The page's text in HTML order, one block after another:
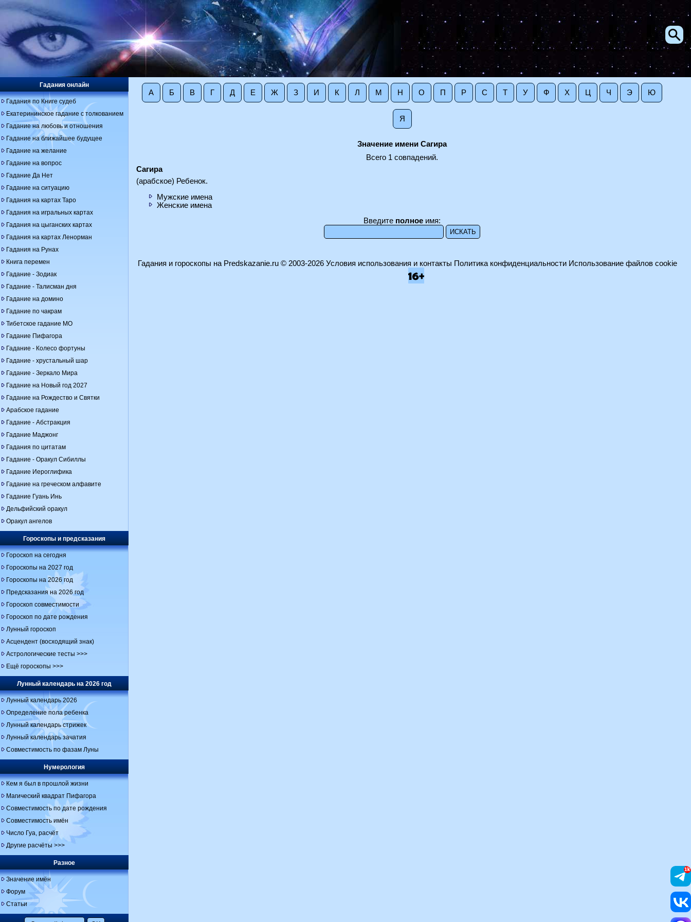
А Б В Г Д Е Ж З И К Л М Н О П Р С Т У Ф Х Ц Ч Э Ю
Я
Значение имени Сагира
Всего 1 совпадений.
Сагира
(арабское) Ребенок.
Мужские имена
Женские имена
Введите полное имя:
Гадания онлайн
Гадания по Книге судеб
Екатерининское гадание с толкованием
Гадание на любовь и отношения
Гадание на ближайшее будущее
Гадание на желание
Гадание на вопрос
Гадание Да Нет
Гадание на ситуацию
Гадания на картах Таро
Гадания на игральных картах
Гадания на цыганских картах
Гадания на картах Ленорман
Гадания на Рунах
Книга перемен
Гадание - Зодиак
Гадание - Талисман дня
Гадание на домино
Гадание по чакрам
Тибетское гадание МО
Гадание Пифагора
Гадание - Колесо фортуны
Гадание - хрустальный шар
Гадание - Зеркало Мира
Гадание на Новый год 2027
Гадание на Рождество и Святки
Арабское гадание
Гадание - Абстракция
Гадание Маджонг
Гадания по цитатам
Гадание - Оракул Сибиллы
Гадание Иероглифика
Гадание на греческом алфавите
Гадание Гуань Инь
Дельфийский оракул
Оракул ангелов
Гороскопы и предсказания
Гороскоп на сегодня
Гороскопы на 2027 год
Гороскопы на 2026 год
Предсказания на 2026 год
Гороскоп совместимости
Гороскоп по дате рождения
Лунный гороскоп
Асцендент (восходящий знак)
Астрологические тесты >>>
Ещё гороскопы >>>
Лунный календарь на 2026 год
Лунный календарь 2026
Определение пола ребенка
Лунный календарь стрижек
Лунный календарь зачатия
Совместимость по фазам Луны
Нумерология
Кем я был в прошлой жизни
Магический квадрат Пифагора
Совместимость по дате рождения
Совместимость имён
Число Гуа, расчёт
Другие расчёты >>>
Разное
Значение имён
Форум
Статьи
Гадания и гороскопы на Predskazanie.ru© 2003-2026 Условия использования и контакты Политика конфиденциальности Использование файлов cookie